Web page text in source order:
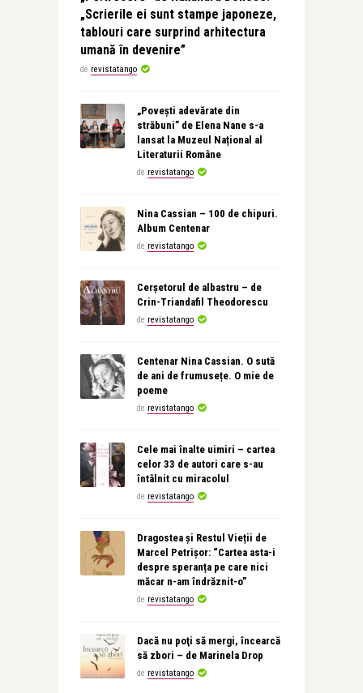
„Scrierile ei sunt stampe japoneze,
tablouri care surprind arhitectura
umană în devenire”
de revistatango
„Povești adevărate din
străbuni” de Elena Nane s-a
lansat la Muzeul Național al
Literaturii Române
de revistatango
Nina Cassian – 100 de chipuri.
Album Centenar
de revistatango
Cerșetorul de albastru – de
Crin-Triandafil Theodorescu
de revistatango
Centenar Nina Cassian. O sută
de ani de frumusețe. O mie de
poeme
de revistatango
Cele mai înalte uimiri – cartea
celor 33 de autori care s-au
întâlnit cu miracolul
de revistatango
Dragostea și Restul Vieții de
Marcel Petrișor: “Cartea asta-i
despre speranța pe care nici
măcar n-am îndrăznit-o”
de revistatango
Dacă nu poţi să mergi, încearcă
să zbori – de Marinela Drop
de revistatango